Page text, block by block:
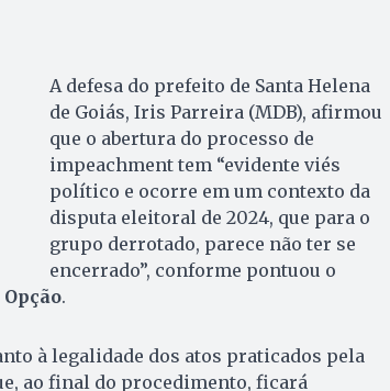
A defesa do prefeito de Santa Helena
de Goiás, Iris Parreira (MDB), afirmou
que o abertura do processo de
impeachment tem “evidente viés
político e ocorre em um contexto da
disputa eleitoral de 2024, que para o
grupo derrotado, parece não ter se
encerrado”, conforme pontuou o
.
à legalidade dos atos praticados pela
ao final do procedimento, ficará